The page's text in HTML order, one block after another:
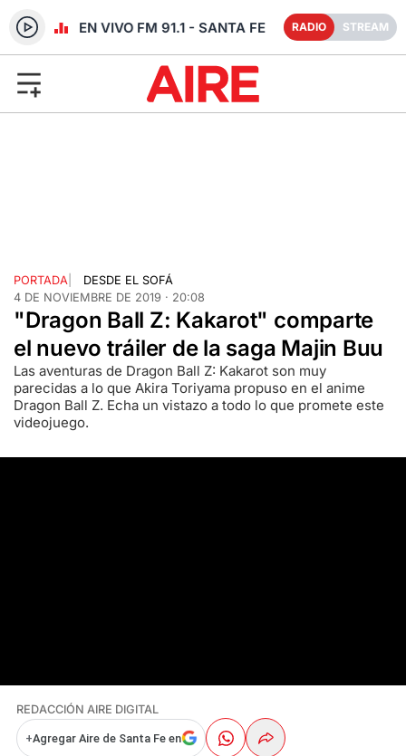
RADIO EN VIVO FM 91.1 - SANTA FE RADIO STREAM
PORTADA
DESDE EL SOFÁ
4 DE NOVIEMBRE DE 2019 · 20:08
"Dragon Ball Z: Kakarot" comparte
el nuevo tráiler de la saga Majin Buu
Las aventuras de Dragon Ball Z: Kakarot son muy
parecidas a lo que Akira Toriyama propuso en el anime
Dragon Ball Z. Echa un vistazo a todo lo que promete este
videojuego.
REDACCIÓN AIRE DIGITAL
+Agregar Aire de Santa Fe en